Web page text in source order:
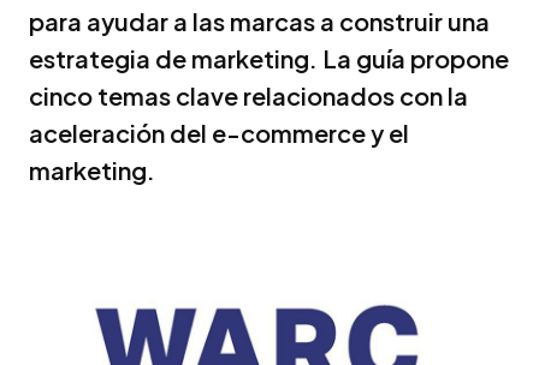
para ayudar a las marcas a construir una
estrategia de marketing. La guía propone
cinco temas clave relacionados con la
aceleración del e-commerce y el
marketing.